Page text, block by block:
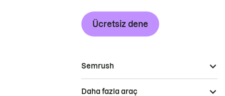
Ücretsiz dene
Semrush
Daha fazla araç